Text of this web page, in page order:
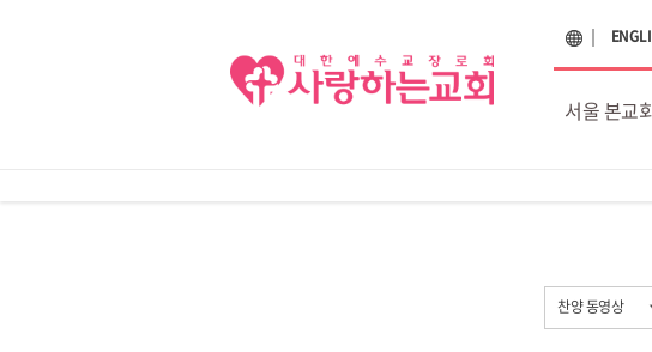
서울 본교
찬양 동영상